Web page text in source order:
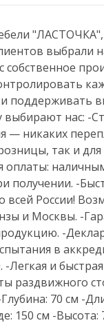
"ЛАСТОЧКА",
выбрали
собственное
поддерживать
выбирают нас: -
— никаких
так и
оплаты:
получении. -
всей России!
и Москвы. -
-
в
Легкая и
раздвижного
70 см -
150 см -Высота: